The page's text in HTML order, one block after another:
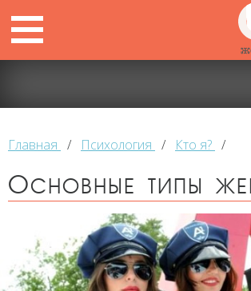
Главная / Психология / Кто я? /
Основные типы